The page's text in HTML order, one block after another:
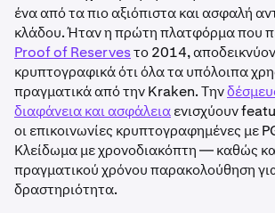
ένα από τα πιο αξιόπιστα και ασφαλή
κλάδου. Ήταν η πρώτη πλατφόρμα που
Proof of Reservesτο 2014,
κρυπτογραφικά ότι όλα τα υπόλοιπα
πραγματικά από την Kraken. Την
διαφάνεια και ασφάλειαενισχύουν
οι επικοινωνίες κρυπτογραφημένες με
Κλείδωμα με χρονοδιακόπτη — καθώς
πραγματικού χρόνου παρακολούθηση
δραστηριότητα.